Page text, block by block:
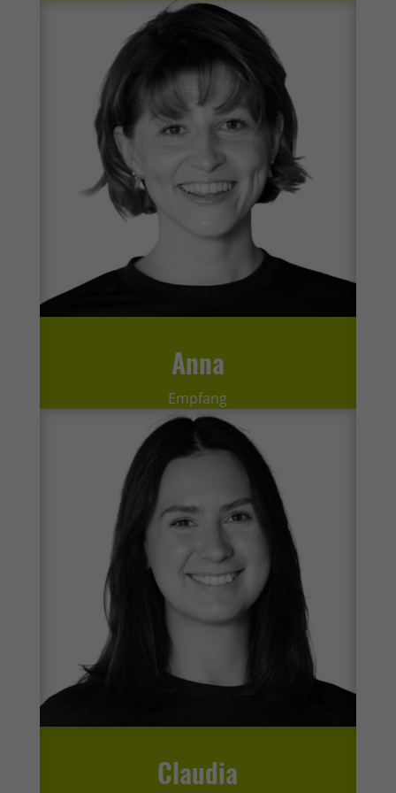
Anna
Empfang
Claudia
Inhalte von Videoplattformen und Social-Media-Plattformen werden
standardmäßig blockiert. Wenn Cookies von externen Medien akzeptiert
werden, bedarf der Zugriff auf diese Inhalte keiner manuellen
Cookie-Informationen anzeigen
Datenschutzerklärung